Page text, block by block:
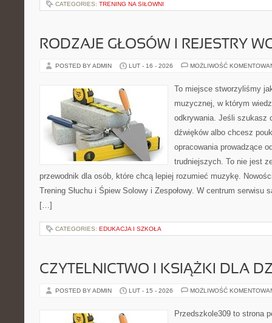
CATEGORIES: TRENING NA SIŁOWNI
RODZAJE GŁOSÓW I REJESTRY
POSTED BY ADMIN LUT - 16 - 2026 MOŻLIWOŚĆ
To miejsce stworzyliśmy
muzycznej, w którym
odkrywania. Jeśli szukasz
dźwięków albo chcesz
opracowania prowadzące
trudniejszych. To nie jest
przewodnik dla osób, które chcą lepiej rozumieć muzykę.
Trening Słuchu i Śpiew Solowy i Zespołowy. W centrum serwisu
[…]
CATEGORIES: EDUKACJA I SZKOŁA
CZYTELNICTWO I KSIĄŻKI DLA
POSTED BY ADMIN LUT - 15 - 2026 MOŻLIWOŚĆ
Przedszkole309 to strona